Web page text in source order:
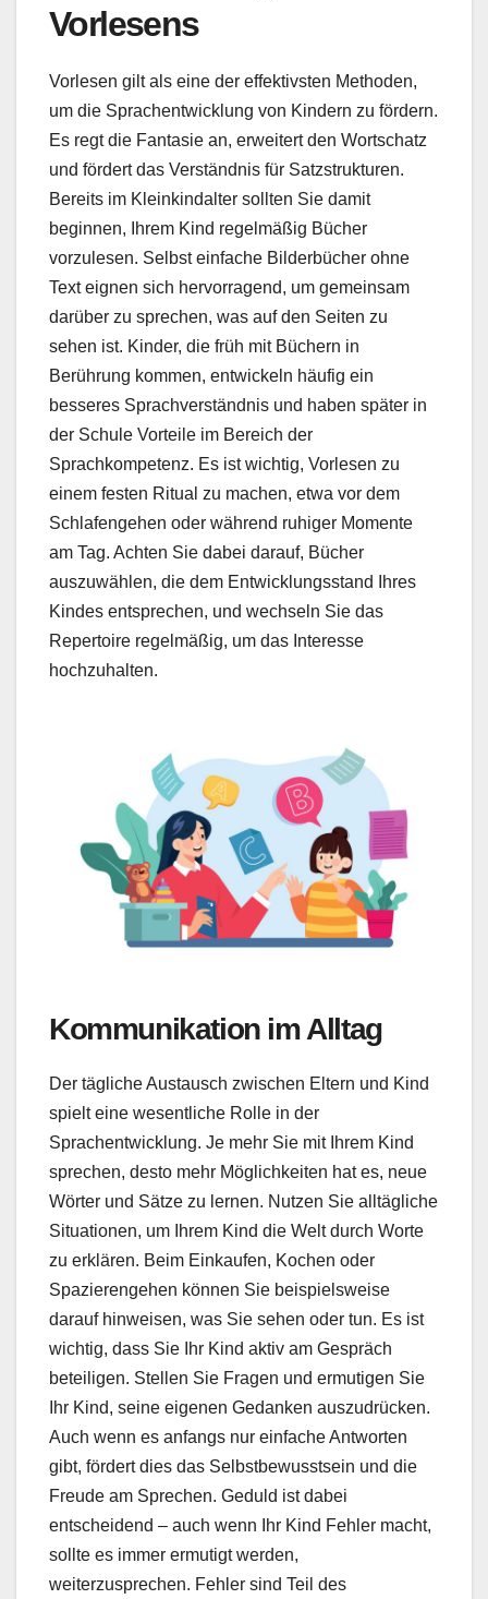
Vorlesens
Vorlesen gilt als eine der effektivsten Methoden,
um die Sprachentwicklung von Kindern zu fördern.
Es regt die Fantasie an, erweitert den Wortschatz
und fördert das Verständnis für Satzstrukturen.
Bereits im Kleinkindalter sollten Sie damit
beginnen, Ihrem Kind regelmäßig Bücher
vorzulesen. Selbst einfache Bilderbücher ohne
Text eignen sich hervorragend, um gemeinsam
darüber zu sprechen, was auf den Seiten zu
sehen ist. Kinder, die früh mit Büchern in
Berührung kommen, entwickeln häufig ein
besseres Sprachverständnis und haben später in
der Schule Vorteile im Bereich der
Sprachkompetenz. Es ist wichtig, Vorlesen zu
einem festen Ritual zu machen, etwa vor dem
Schlafengehen oder während ruhiger Momente
am Tag. Achten Sie dabei darauf, Bücher
auszuwählen, die dem Entwicklungsstand Ihres
Kindes entsprechen, und wechseln Sie das
Repertoire regelmäßig, um das Interesse
hochzuhalten.
Kommunikation im Alltag
Der tägliche Austausch zwischen Eltern und Kind
spielt eine wesentliche Rolle in der
Sprachentwicklung. Je mehr Sie mit Ihrem Kind
sprechen, desto mehr Möglichkeiten hat es, neue
Wörter und Sätze zu lernen. Nutzen Sie alltägliche
Situationen, um Ihrem Kind die Welt durch Worte
zu erklären. Beim Einkaufen, Kochen oder
Spazierengehen können Sie beispielsweise
darauf hinweisen, was Sie sehen oder tun. Es ist
wichtig, dass Sie Ihr Kind aktiv am Gespräch
beteiligen. Stellen Sie Fragen und ermutigen Sie
Ihr Kind, seine eigenen Gedanken auszudrücken.
Auch wenn es anfangs nur einfache Antworten
gibt, fördert dies das Selbstbewusstsein und die
Freude am Sprechen. Geduld ist dabei
entscheidend – auch wenn Ihr Kind Fehler macht,
sollte es immer ermutigt werden,
weiterzusprechen. Fehler sind Teil des